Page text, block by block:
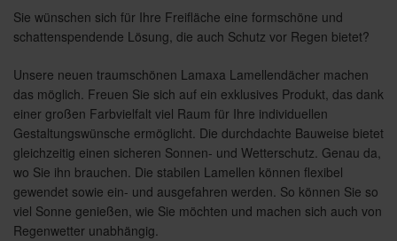
Sie wünschen sich für Ihre Freifläche eine formschöne und
schattenspendende Lösung, die auch Schutz vor Regen bietet?
Unsere neuen traumschönen Lamaxa Lamellendächer machen
das möglich. Freuen Sie sich auf ein exklusives Produkt, das dank
einer großen Farbvielfalt viel Raum für Ihre individuellen
Gestaltungswünsche ermöglicht. Die durchdachte Bauweise bietet
gleichzeitig einen sicheren Sonnen- und Wetterschutz. Genau da,
wo Sie ihn brauchen. Die stabilen Lamellen können flexibel
gewendet sowie ein- und ausgefahren werden. So können Sie so
viel Sonne genießen, wie Sie möchten und machen sich auch von
Regenwetter unabhängig.